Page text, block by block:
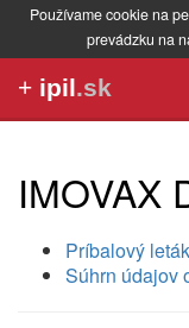
Používame cookie na
prevádzku na
+ ipil.sk
IMOVAX
Príbalový leták
Súhrn údajov